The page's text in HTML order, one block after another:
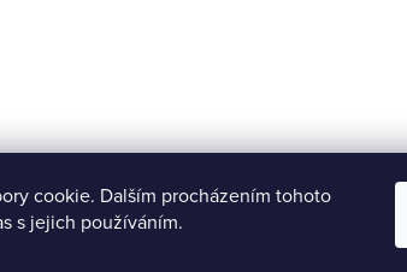
cookie. Dalším procházením tohoto
s jejich používáním.